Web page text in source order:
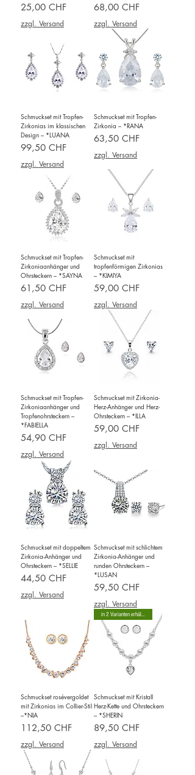
Preis
25,00 CHF
zzgl. Versand
Preis
68,00 CHF
zzgl. Versand
Schmuckset mit Tropfen-
Zirkonias im klassischen
Design – *LUANA
Preis
99,50 CHF
zzgl. Versand
Schmuckset mit Tropfen-
Zirkonia – *RANA
Preis
63,50 CHF
zzgl. Versand
Schmuckset mit Tropfen-
Zirkoniaanhänger und
Ohrsteckern – *SAYNA
Preis
61,50 CHF
zzgl. Versand
Schmuckset mit
tropfenförmigen Zirkonias
– *KIMIYA
Preis
59,00 CHF
zzgl. Versand
Schmuckset mit Tropfen-
Zirkoniaanhänger und
Tropfenohrsteckern –
*FABIELLA
Preis
54,90 CHF
zzgl. Versand
Schmuckset mit Zirkonia-
Herz-Anhänger und Herz-
Ohrsteckern – *ILLA
Preis
59,00 CHF
zzgl. Versand
Schmuckset mit doppeltem
Zirkonia-Anhänger und
Ohrsteckern – *SELLIE
Preis
44,50 CHF
zzgl. Versand
Schmuckset mit schlichtem
Zirkonia-Anhänger und
runden Ohrsteckern –
*LUSAN
Preis
59,50 CHF
zzgl. Versand
Schmuckset rosévergoldet
mit Zirkonias im Collier-Stil
–*NIA
Preis
112,50 CHF
zzgl. Versand
in 2 Varianten erhältlich
Schmuckset mit Kristall
Herz-Kette und Ohrsteckern
– *SHERIN
Preis
89,50 CHF
zzgl. Versand